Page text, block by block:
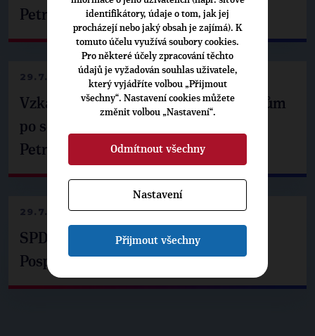
Petrem Pavlem
29.7.2026
Vzkaz Matěje Ondřeje Havla příznivcům
po setkání s prezidentem republiky
Petrem Pavlem
29.7.2026
SPD už není ve zprávě o extremismu.
Pospíšil: Je tu pachuť
identifikátory, údaje o tom, jak jej
procházejí nebo jaký obsah je zajímá). K
tomuto účelu využívá soubory cookies.
Pro některé účely zpracování těchto
údajů je vyžadován souhlas uživatele,
který vyjádříte volbou „Přijmout
všechny“. Nastavení cookies můžete
změnit volbou „Nastavení“.
Odmítnout všechny
Nastavení
Přijmout všechny